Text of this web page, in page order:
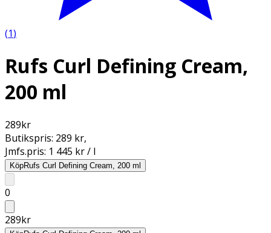
(1)
Rufs Curl Defining Cream,
200 ml
289kr
Butikspris: 289 kr,
Jmfs.pris: 1 445 kr / l
KöpRufs Curl Defining Cream, 200 ml
0
289kr